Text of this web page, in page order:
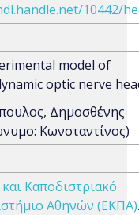
10442/
model of
optic nerve
Δημοσθένης
Κωνσταντίνος)
Καποδιστριακό
Αθηνών (ΕΚΠΑ)